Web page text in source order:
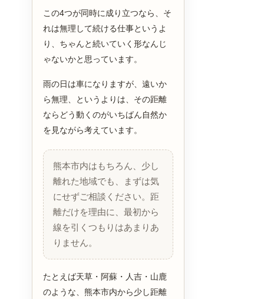
この4つが同時に成り立つなら、そ
れは無理して続ける仕事というよ
り、ちゃんと続いていく形なんじ
ゃないかと思っています。
雨の日は車になりますが、遠いか
ら無理、というよりは、その距離
ならどう動くのがいちばん自然か
を見ながら考えています。
熊本市内はもちろん、少し
離れた地域でも、まずは気
にせずご相談ください。距
離だけを理由に、最初から
線を引くつもりはあまりあ
りません。
たとえば天草・阿蘇・人吉・山鹿
のような、熊本市内から少し距離